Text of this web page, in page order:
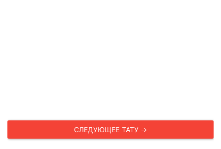
СЛЕДУЮЩЕЕ ТАТУ →